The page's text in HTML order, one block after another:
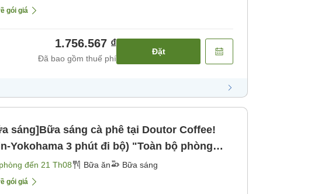
gói giá
1.756.567 ₫
Đã bao gồm thuế phí
Đặt
sáng]Bữa sáng cà phê tại Doutor Coffee!
Yokohama 3 phút đi bộ) "Toàn bộ phòng
đến 21 Th08 Bữa ăn Bữa sáng
gói giá